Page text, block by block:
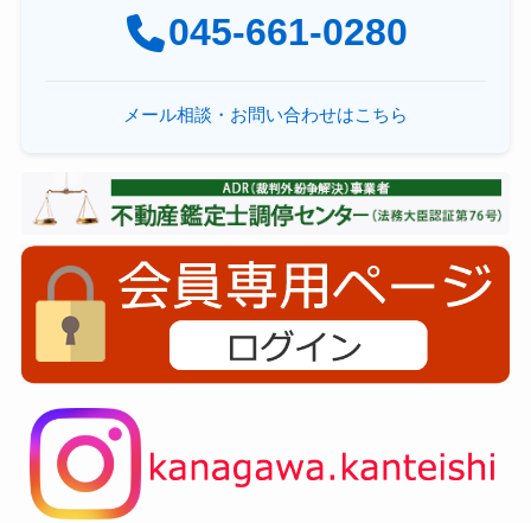
045-661-0280
メール相談・お問い合わせはこちら